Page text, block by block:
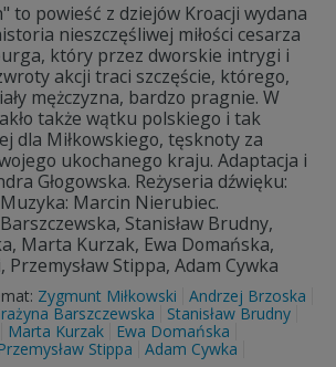
to powieść z dziejów Kroacji wydana
nieszczęśliwej miłości cesarza
który przez dworskie intrygi i
akcji traci szczęście, którego,
mężczyzna, bardzo pragnie. W
także wątku polskiego i tak
dla Miłkowskiego, tęsknoty za
ukochanego kraju. Adaptacja i
Głogowska. Reżyseria dźwięku:
Marcin Nierubiec.
Stanisław Brudny,
Marta Kurzak, Ewa Domańska,
Przemysław Stippa, Adam Cywka
Zygmunt Miłkowski
Andrzej Brzoska
Barszczewska
Stanisław Brudny
Marta Kurzak
Ewa Domańska
Przemysław Stippa
Adam Cywka